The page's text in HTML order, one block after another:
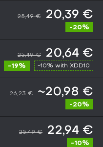
25,49 € 20,39 €
-20%
25,49 € 20,64 €
-19% -10% with XDD10
26,23 € ~20,98 €
-20%
25,49 € 22,94 €
-10%